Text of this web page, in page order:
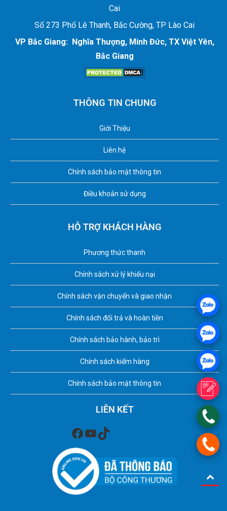
Cai
Số 273 Phố Lê Thanh, Bắc Cường, TP Lào Cai
VP Bắc Giang: Nghĩa Thượng, Minh Đức, TX Việt Yên,
Bắc Giang
THÔNG TIN CHUNG
Giới Thiệu
Liên hệ
Chính sách bảo mật thông tin
Điều khoản sử dụng
HỖ TRỢ KHÁCH HÀNG
Phương thức thanh
Chính sách xử lý khiếu nại
Chính sách vận chuyển và giao nhận
Chính sách đổi trả và hoàn tiền
Chính sách bảo hành, bảo trì
Chính sách kiểm hàng
Chính sách bảo mật thông tin
LIÊN KẾT
Facebook
Youtube
TikTok